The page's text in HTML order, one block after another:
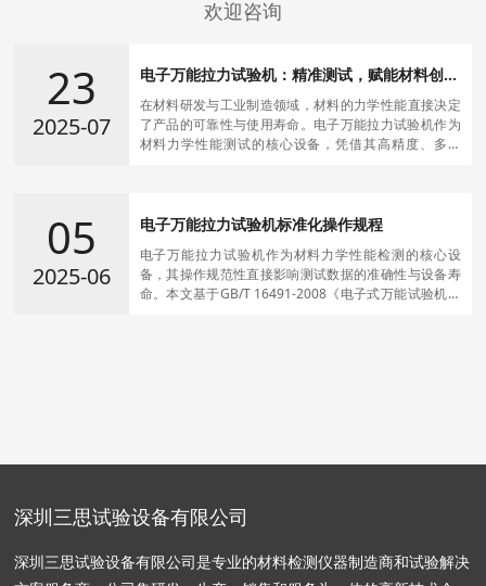
欢迎咨询
23
2025-07
电子万能拉力试验机：精准测试，赋能材料创新
在材料研发与工业制造领域，材料的力学性能直接决定
了产品的可靠性与使用寿命。电子万能拉力试验机​作为
材料力学性能测试的核心设备，凭借其高精度、多功
05
2025-06
电子万能拉力试验机标准化操作规程
电子万能拉力试验机作为材料力学性能检测的核心设
备，其操作规范性直接影响测试数据的准确性与设备寿
命。本文基于GB/T 16491-2008《电子式万能试验机》
深圳三思试验设备有限公司
深圳三思试验设备有限公司是专业的材料检测仪器制造商和试验解决